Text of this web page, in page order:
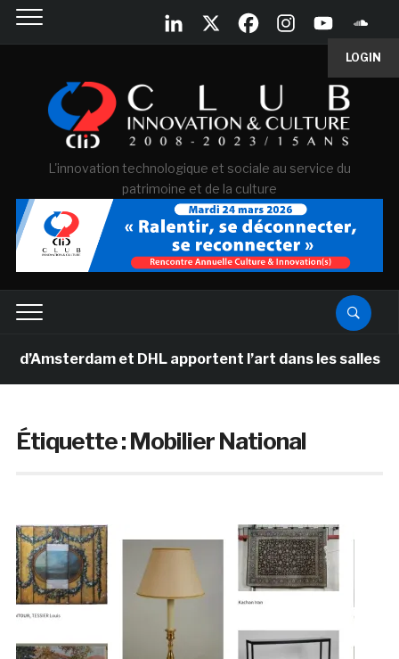
LOGIN
L'innovation technologique et sociale au service du
patrimoine et de la culture
et DHL apportent l’art dans les salles de
Étiquette :Mobilier National